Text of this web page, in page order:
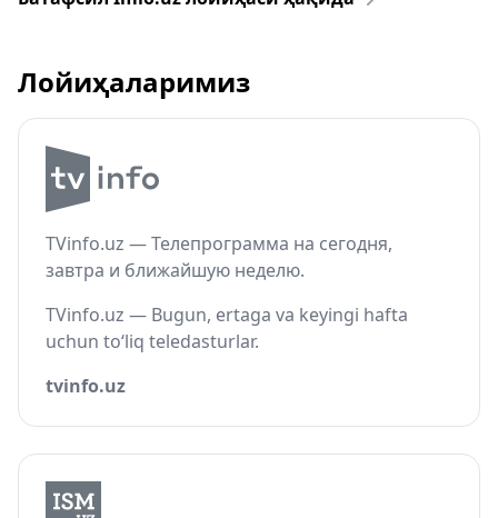
Лойиҳаларимиз
TVinfo.uz — Телепрограмма на сегодня,
завтра и ближайшую неделю.
TVinfo.uz — Bugun, ertaga va keyingi hafta
uchun to‘liq teledasturlar.
tvinfo.uz